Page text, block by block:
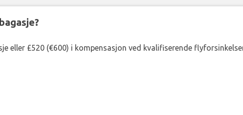
eller £520 (€600) i kompensasjon ved kvalifiserende